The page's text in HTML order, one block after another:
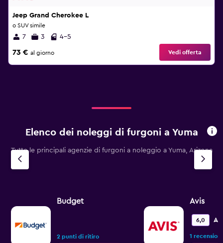
Jeep Grand Cherokee L
o SUV simile
7 3 4-5
73 € al giorno Vedi offerta
Elenco dei noleggi di furgoni a Yuma
Tutte le principali agenzie di furgoni a noleggio a Yuma, Arizona
Budget
2 punti di ritiro
Avis
6,0
1